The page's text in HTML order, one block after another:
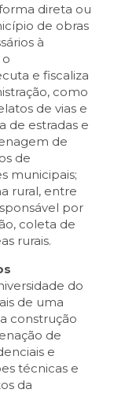
direta ou
de obras
à
e fiscaliza
como
de vias e
de estradas e
de
de
municipais;
rural, entre
por
coleta de
rurais.
do
de uma
construção
de
e
técnicas e
da